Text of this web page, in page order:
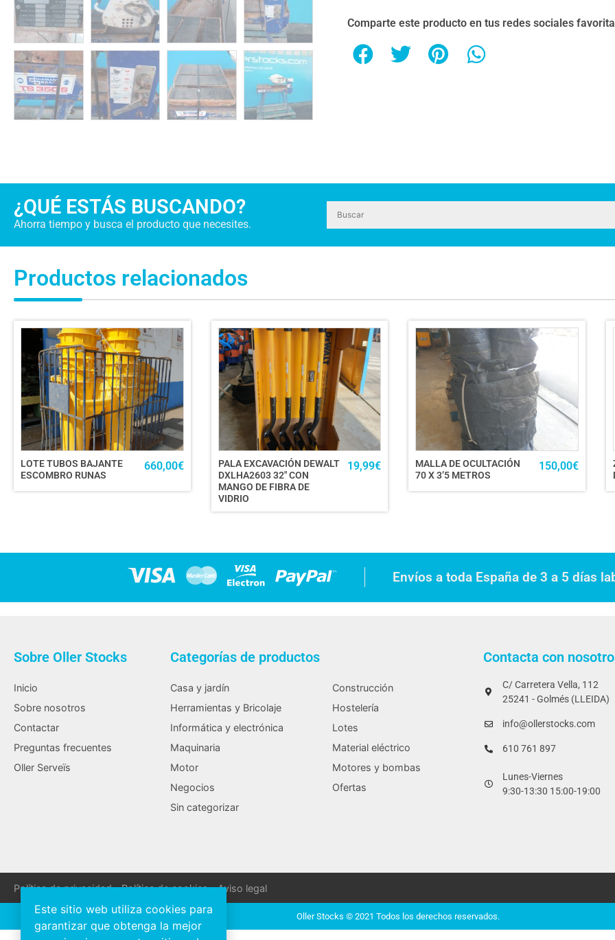
Comparte este producto en tus redes sociales
¿QUÉ ESTÁS BUSCANDO?
Ahorra tiempo y busca el producto que necesites.
Productos relacionados
LOTE TUBOS BAJANTE
ESCOMBRO RUNAS
660,00€
PALA EXCAVACIÓN DEWALT
DXLHA2603 32″ CON
MANGO DE FIBRA DE
VIDRIO
19,99€
MALLA DE OCULTACIÓN
70 X 3’5 METROS
150,00€
Envíos a toda España de 3 a 5 días
Sobre Oller Stocks
Inicio
Sobre nosotros
Contactar
Preguntas frecuentes
Oller Serveïs
Categorías de productos
Casa y jardín
Construcción
Herramientas y Bricolaje
Hostelería
Informática y electrónica
Lotes
Maquinaria
Material eléctrico
Motor
Motores y bombas
Negocios
Ofertas
Sin categorizar
Contacta con
C/ Carretera Vella, 112
25241 - Golmés (LLEIDA)
info@ollerstocks.com
610 761 897
Lunes-Viernes
9:30-13:30 15:00-19:00
Política de privacidad Política de cookies Aviso legal
Oller Stocks © 2021 Todos los derechos reservados.
Este sitio web utiliza cookies para
garantizar que obtenga la mejor